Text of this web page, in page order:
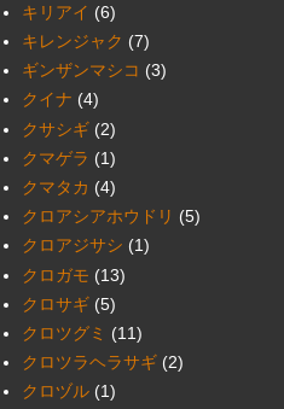
キリアイ (6)
キレンジャク (7)
ギンザンマシコ (3)
クイナ (4)
クサシギ (2)
クマゲラ (1)
クマタカ (4)
クロアシアホウドリ (5)
クロアジサシ (1)
クロガモ (13)
クロサギ (5)
クロツグミ (11)
クロツラヘラサギ (2)
クロヅル (1)